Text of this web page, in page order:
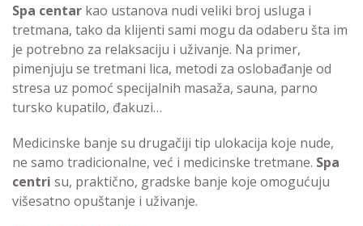
Spa centar kao ustanova nudi veliki broj usluga i
tretmana, tako da klijenti sami mogu da odaberu šta im
je potrebno za relaksaciju i uživanje. Na primer,
pimenjuju se tretmani lica, metodi za oslobađanje od
stresa uz pomoć specijalnih masaža, sauna, parno
tursko kupatilo, đakuzi…
Medicinske banje su drugačiji tip ulokacija koje nude,
ne samo tradicionalne, već i medicinske tretmane. Spa
centri su, praktično, gradske banje koje omogućuju
višesatno opuštanje i uživanje.